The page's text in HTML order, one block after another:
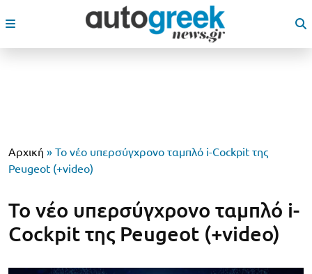
Αρχική » Το νέο υπερσύγχρονο ταμπλό i-Cockpit της
Peugeot (+video)
Το νέο υπερσύγχρονο ταμπλό i-
Cockpit της Peugeot (+video)